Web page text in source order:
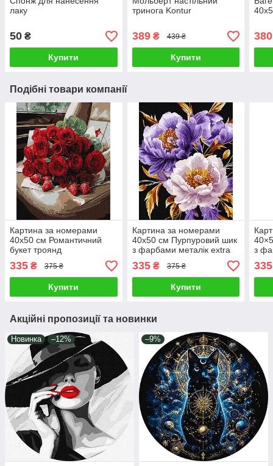
лаку
50 ₴
Купити
тринога Kontur
389₴ 439 ₴
Купити
380
Подібні товари компанії
Картина за номерами
40х50 см Романтичний
букет троянд
KHO3337
335 ₴ 375 ₴
Купити
Картина за номерами
40х50 см Пурпуровий шик
з фарбами металік extra
©art_selena_ua Ідейка
KHO3309
335₴ 375 ₴
Купити
з
335
Акційні пропозиції та новинки
Новинка –12% –9%